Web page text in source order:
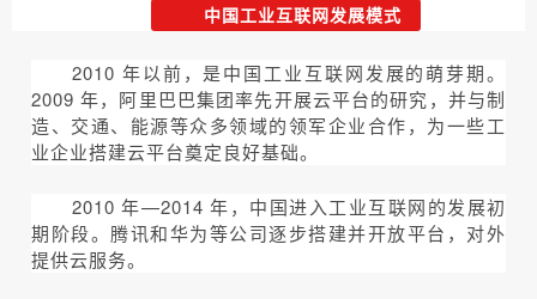
中国工业互联网发展模式
2010 年以前，是中国工业互联网发展的萌芽期。
2009 年，阿里巴巴集团率先开展云平台的研究，并与制
造、交通、能源等众多领域的领军企业合作，为一些工
业企业搭建云平台奠定良好基础。
2010 年—2014 年，中国进入工业互联网的发展初
期阶段。腾讯和华为等公司逐步搭建并开放平台，对外
提供云服务。